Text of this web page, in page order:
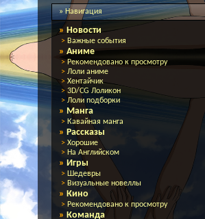
» Навигация
» Новости
> Важные события
» Аниме
>Рекомендовано к просмотру
> Лоли аниме
> Хентайчик
>3D/CG Лоликон
> Лоли подборки
» Манга
> Кавайная манга
» Рассказы
> Хорошие
> На Английском
» Игры
> Шедевры
> Визуальные новеллы
» Кино
> Рекомендовано к просмотру
» Команда